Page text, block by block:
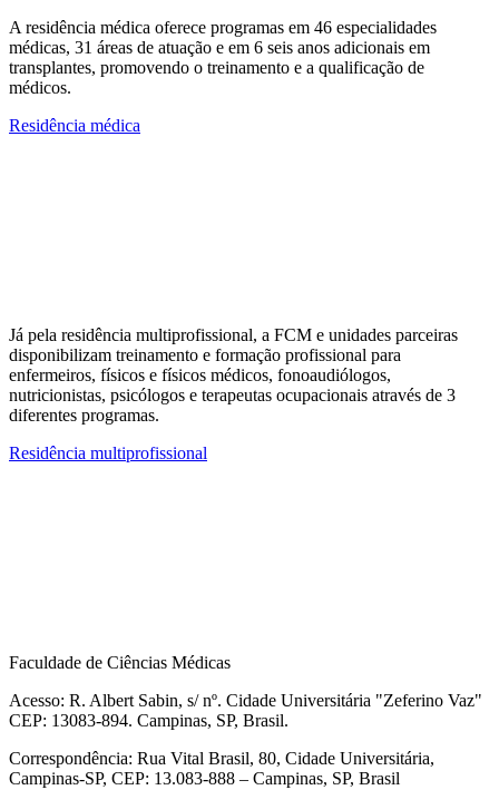
A residência médica oferece programas em 46 especialidades
médicas, 31 áreas de atuação e em 6 seis anos adicionais em
transplantes, promovendo o treinamento e a qualificação de
médicos.
Residência médica
Já pela residência multiprofissional, a FCM e unidades parceiras
disponibilizam treinamento e formação profissional para
enfermeiros, físicos e físicos médicos, fonoaudiólogos,
nutricionistas, psicólogos e terapeutas ocupacionais através de 3
diferentes programas.
Residência multiprofissional
Faculdade de Ciências Médicas
Acesso: R. Albert Sabin, s/ nº. Cidade Universitária "Zeferino Vaz"
CEP: 13083-894. Campinas, SP, Brasil.
Correspondência: Rua Vital Brasil, 80, Cidade Universitária,
Campinas-SP, CEP: 13.083-888 – Campinas, SP, Brasil